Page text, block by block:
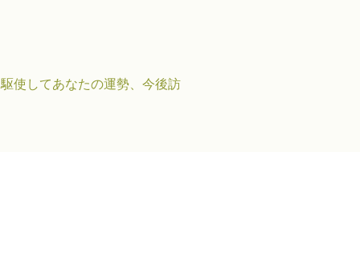
使してあなたの運勢、今後訪